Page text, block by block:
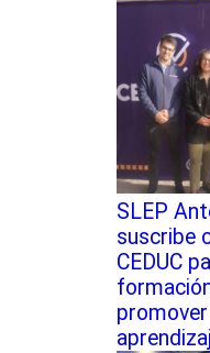
SLEP
suscribe
CEDUC